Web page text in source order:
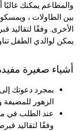
والمطاعم يمكنك
بين الطاولات ،
الأخرى. وفقًا لتقاليد
يمكن لوالدي الطفل
أشياء صغيرة
بمجرد دعوتك
الزهور
عند الطلب في
وفقًا لتقاليد